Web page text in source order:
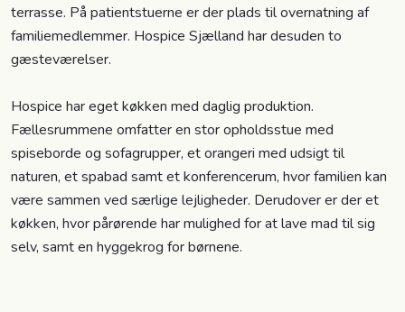
terrasse. På patientstuerne er der plads til overnatning af
familiemedlemmer. Hospice Sjælland har desuden to
gæsteværelser.
Hospice har eget køkken med daglig produktion.
Fællesrummene omfatter en stor opholdsstue med
spiseborde og sofagrupper, et orangeri med udsigt til
naturen, et spabad samt et konferencerum, hvor familien kan
være sammen ved særlige lejligheder. Derud­over er der et
køkken, hvor pårørende har mulighed for at lave mad til sig
selv, samt en hyggekrog for børnene.